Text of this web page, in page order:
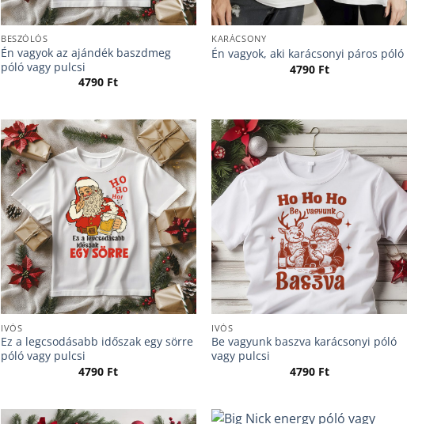
BESZÓLÓS
Én vagyok az ajándék baszdmeg
póló vagy pulcsi
4790 Ft
KARÁCSONY
Én vagyok, aki karácsonyi páros póló
4790 Ft
IVÓS
Ez a legcsodásabb időszak egy sörre
póló vagy pulcsi
4790 Ft
IVÓS
Be vagyunk baszva karácsonyi póló
vagy pulcsi
4790 Ft